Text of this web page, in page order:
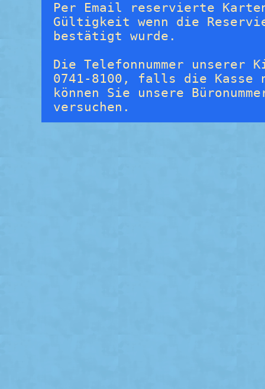
Per Email reservierte
Gültigkeit wenn die
bestätigt wurde.
Die Telefonnummer unserer
0741-8100, falls die
können Sie unsere
versuchen.